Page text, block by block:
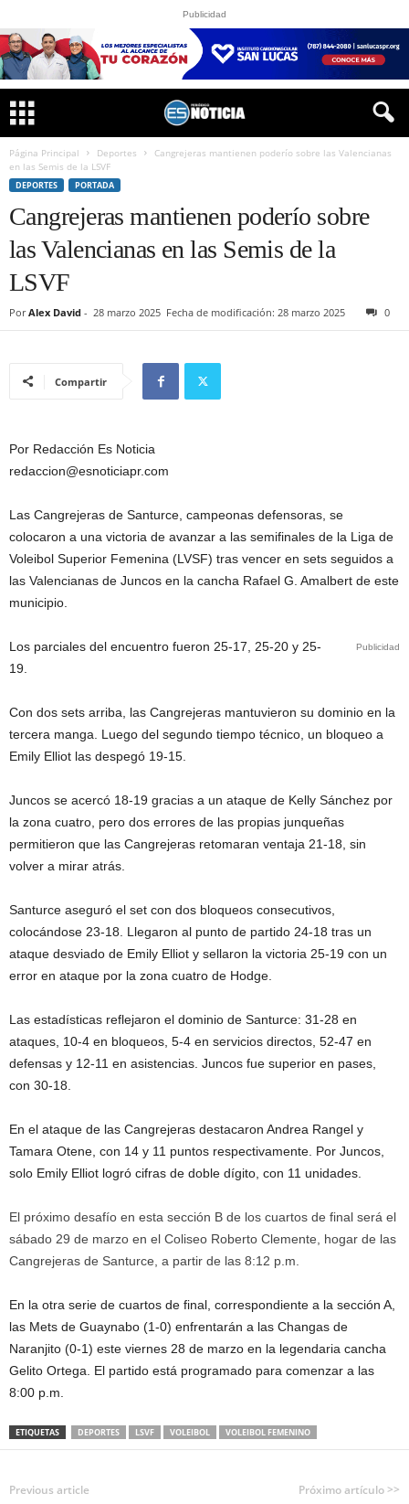
Publicidad
Página Principal Deportes
Cangrejeras mantienen poderío sobre las Valencianas
en las Semis de la LSVF
DEPORTES PORTADA
Cangrejeras mantienen poderío sobre
las Valencianas en las Semis de la
LSVF
Por Alex David - 28 marzo 2025 Fecha de modificación: 28 marzo 2025 0
Compartir
Por Redacción Es Noticia
redaccion@esnoticiapr.com
Las Cangrejeras de Santurce, campeonas defensoras, se
colocaron a una victoria de avanzar a las semifinales de la Liga de
Voleibol Superior Femenina (LVSF) tras vencer en sets seguidos a
las Valencianas de Juncos en la cancha Rafael G. Amalbert de este
municipio.
Publicidad
Los parciales del encuentro fueron 25-17, 25-20 y 25-
19.
Con dos sets arriba, las Cangrejeras mantuvieron su dominio en la
tercera manga. Luego del segundo tiempo técnico, un bloqueo a
Emily Elliot las despegó 19-15.
Juncos se acercó 18-19 gracias a un ataque de Kelly Sánchez por
la zona cuatro, pero dos errores de las propias junqueñas
permitieron que las Cangrejeras retomaran ventaja 21-18, sin
volver a mirar atrás.
Santurce aseguró el set con dos bloqueos consecutivos,
colocándose 23-18. Llegaron al punto de partido 24-18 tras un
ataque desviado de Emily Elliot y sellaron la victoria 25-19 con un
error en ataque por la zona cuatro de Hodge.
Las estadísticas reflejaron el dominio de Santurce: 31-28 en
ataques, 10-4 en bloqueos, 5-4 en servicios directos, 52-47 en
defensas y 12-11 en asistencias. Juncos fue superior en pases,
con 30-18.
En el ataque de las Cangrejeras destacaron Andrea Rangel y
Tamara Otene, con 14 y 11 puntos respectivamente. Por Juncos,
solo Emily Elliot logró cifras de doble dígito, con 11 unidades.
El próximo desafío en esta sección B de los cuartos de final será el
sábado 29 de marzo en el Coliseo Roberto Clemente, hogar de las
Cangrejeras de Santurce, a partir de las 8:12 p.m.
En la otra serie de cuartos de final, correspondiente a la sección A,
las Mets de Guaynabo (1-0) enfrentarán a las Changas de
Naranjito (0-1) este viernes 28 de marzo en la legendaria cancha
Gelito Ortega. El partido está programado para comenzar a las
8:00 p.m.
ETIQUETAS DEPORTES LSVF VOLEIBOL VOLEIBOL FEMENINO
Previous article Próximo artículo >>